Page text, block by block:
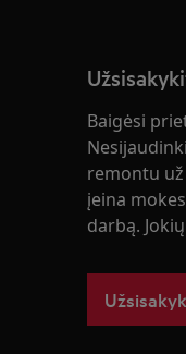
Baigėsi
remontu
įeina
darbą.